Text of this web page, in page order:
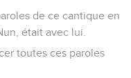
de ce cantique en
était avec lui.
toutes ces paroles